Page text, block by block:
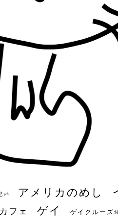
S3 アメリカのめし
カフェ ゲイ ゲイクルーズ